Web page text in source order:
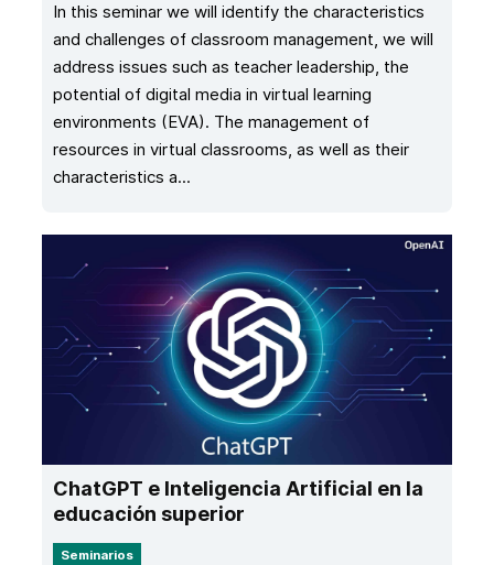
In this seminar we will identify the characteristics
and challenges of classroom management, we will
address issues such as teacher leadership, the
potential of digital media in virtual learning
environments (EVA). The management of
resources in virtual classrooms, as well as their
characteristics a...
ChatGPT e Inteligencia Artificial en la
educación superior
Seminarios